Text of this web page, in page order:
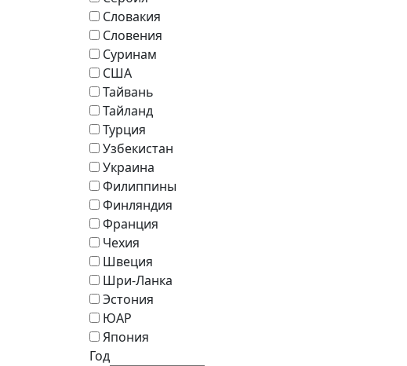
Словакия
Словения
Суринам
США
Тайвань
Тайланд
Турция
Узбекистан
Украина
Филиппины
Финляндия
Франция
Чехия
Швеция
Шри-Ланка
Эстония
ЮАР
Япония
Год